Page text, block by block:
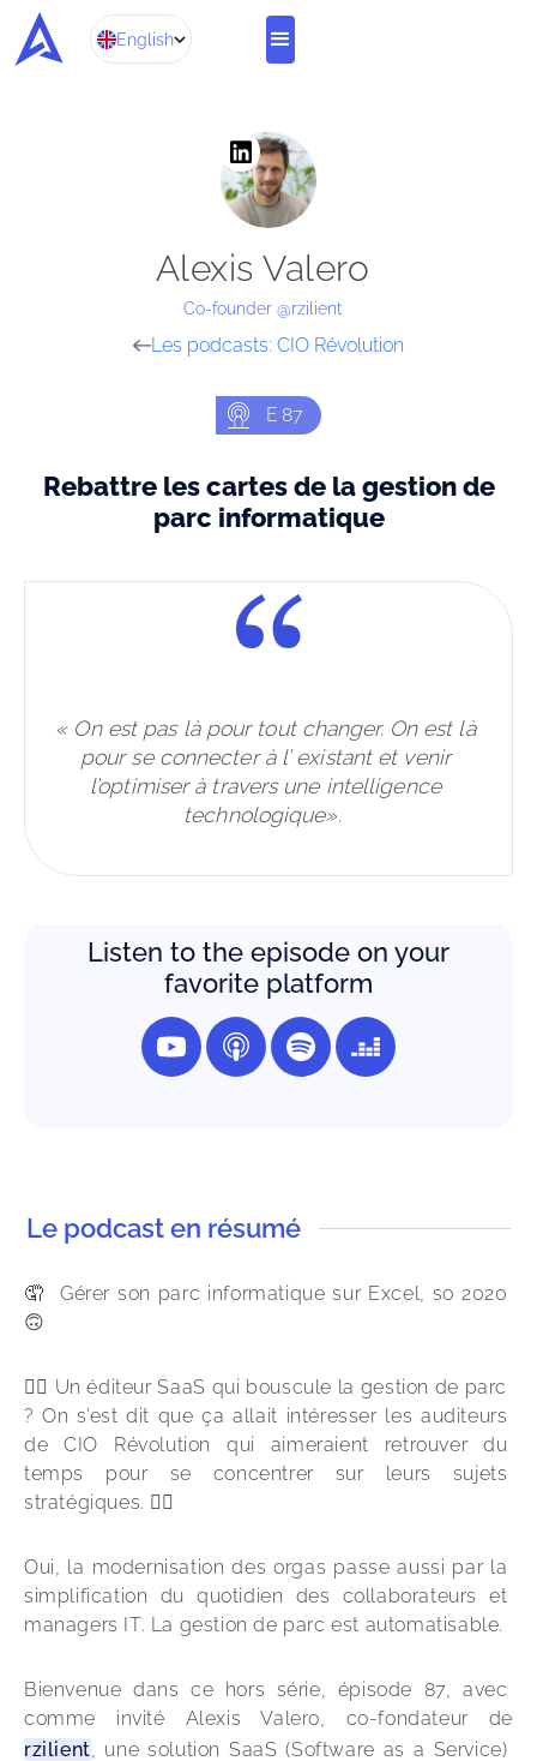
English
Alexis Valero
Co-founder @rzilient
Les podcasts: CIO Révolution
E 87
Rebattre les cartes de la gestion de
parc informatique
« On est pas là pour tout changer. On est là
pour se connecter à l’ existant et venir
l’optimiser à travers une intelligence
technologique».
Listen to the episode on your
favorite platform
Le podcast en résumé
🤦  Gérer son parc informatique sur Excel, so 2020
🙃
🙍‍♂️ Un éditeur SaaS qui bouscule la gestion de parc
? On s’est dit que ça allait intéresser les auditeurs
de CIO Révolution qui aimeraient retrouver du
temps pour se concentrer sur leurs sujets
stratégiques. 😮‍💨
Oui, la modernisation des orgas passe aussi par la
simplification du quotidien des collaborateurs et
managers IT. La gestion de parc est automatisable.
Bienvenue dans ce hors série, épisode 87, avec
comme invité Alexis Valero, co-fondateur de
rzilient, une solution SaaS (Software as a Service)